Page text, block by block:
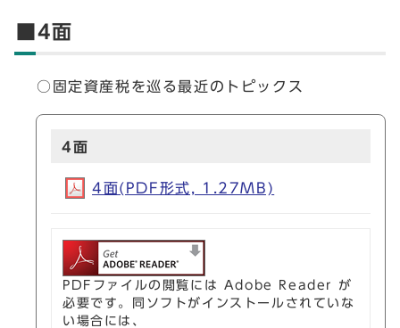
■4面
○固定資産税を巡る最近のトピックス
4面
4面(PDF形式, 1.27MB)
PDFファイルの閲覧には Adobe Reader が
必要です。同ソフトがインストールされていな
い場合には、